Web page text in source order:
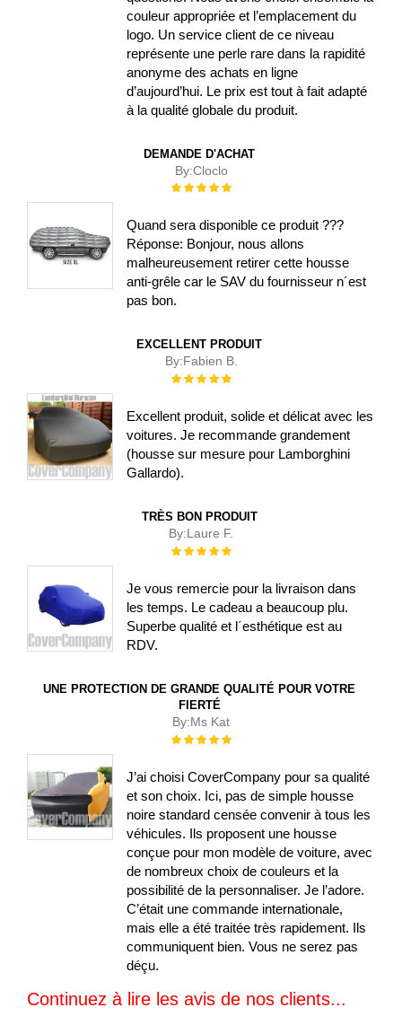
couleur appropriée et l’emplacement du
logo. Un service client de ce niveau
représente une perle rare dans la rapidité
anonyme des achats en ligne
d’aujourd’hui. Le prix est tout à fait adapté
à la qualité globale du produit.
DEMANDE D'ACHAT
By:Cloclo
Évaluation :
Quand sera disponible ce produit ???
Réponse: Bonjour, nous allons
malheureusement retirer cette housse
anti-grêle car le SAV du fournisseur n´est
pas bon.
EXCELLENT PRODUIT
By:Fabien B.
Évaluation :
Excellent produit, solide et délicat avec les
voitures. Je recommande grandement
(housse sur mesure pour Lamborghini
Gallardo).
TRÈS BON PRODUIT
By:Laure F.
Évaluation :
Je vous remercie pour la livraison dans
les temps. Le cadeau a beaucoup plu.
Superbe qualité et l´esthétique est au
RDV.
UNE PROTECTION DE GRANDE QUALITÉ POUR VOTRE
FIERTÉ
By:Ms Kat
Évaluation :
J’ai choisi CoverCompany pour sa qualité
et son choix. Ici, pas de simple housse
noire standard censée convenir à tous les
véhicules. Ils proposent une housse
conçue pour mon modèle de voiture, avec
de nombreux choix de couleurs et la
possibilité de la personnaliser. Je l’adore.
C’était une commande internationale,
mais elle a été traitée très rapidement. Ils
communiquent bien. Vous ne serez pas
déçu.
Continuez à lire les avis de nos clients...